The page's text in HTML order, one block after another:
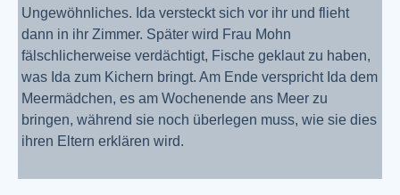
Ungewöhnliches. Ida versteckt sich vor ihr und flieht
dann in ihr Zimmer. Später wird Frau Mohn
fälschlicherweise verdächtigt, Fische geklaut zu haben,
was Ida zum Kichern bringt. Am Ende verspricht Ida dem
Meermädchen, es am Wochenende ans Meer zu
bringen, während sie noch überlegen muss, wie sie dies
ihren Eltern erklären wird.